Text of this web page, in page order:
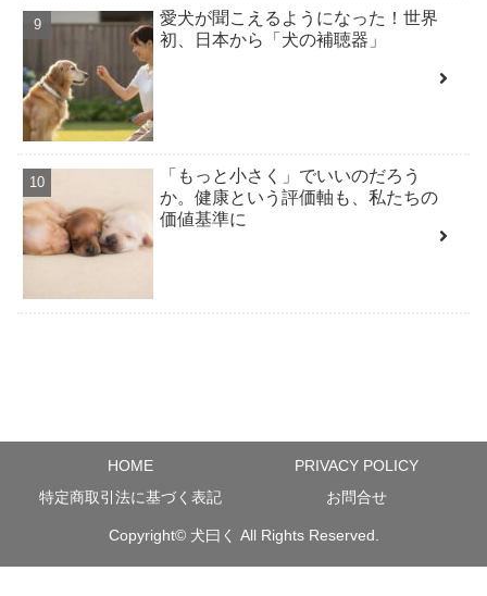
愛犬が聞こえるようになった！世界
初、日本から「犬の補聴器」
「もっと小さく」でいいのだろう
か。健康という評価軸も、私たちの
価値基準に
HOME
PRIVACY POLICY
特定商取引法に基づく表記
お問合せ
Copyright© 犬曰く All Rights Reserved.